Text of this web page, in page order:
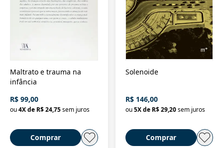
Maltrato e trauma na
infância
R$ 99,00
ou4X de R$ 24,75sem juros
Comprar
Solenoide
R$ 146,00
ou 5X de R$ 29,20 sem juros
Comprar